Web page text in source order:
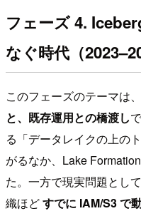
フェーズ 4.
なぐ時代（
このフェーズのテーマは、
と、既存運用との橋渡し
る「データレイクの上の
がるなか、Lake
た。一方で現実問題とし
織ほどすでに IAM/S3 で